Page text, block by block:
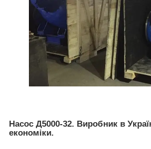
Насос Д5000-32. Виробник в
економіки.